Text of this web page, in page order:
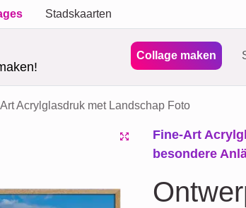
Stadskaarten
Collage maken
Acrylglasdruk met Landschap Foto
Fine-Art
besondere